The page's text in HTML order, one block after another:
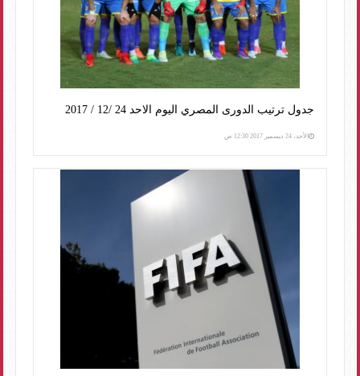
جدول ترتيب الدورى المصري اليوم الاحد 24 /12 / 2017
الأحد، 24 ديسمبر 2017 12:30 ص